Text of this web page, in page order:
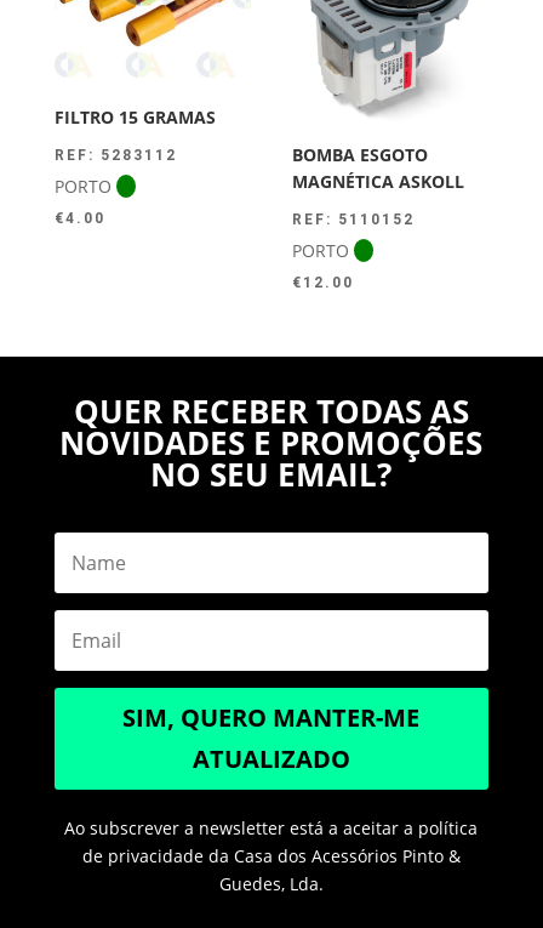
FILTRO 15 GRAMAS
REF: 5283112
PORTO
€4.00
BOMBA ESGOTO
MAGNÉTICA ASKOLL
REF: 5110152
PORTO
€ 12.00
QUER RECEBER TODAS AS
NOVIDADES E PROMOÇÕES
NO SEU EMAIL?
SIM, QUERO MANTER-ME
ATUALIZADO
Ao subscrever a newsletter está a aceitar a política
de privacidade da Casa dos Acessórios Pinto &
Guedes, Lda.